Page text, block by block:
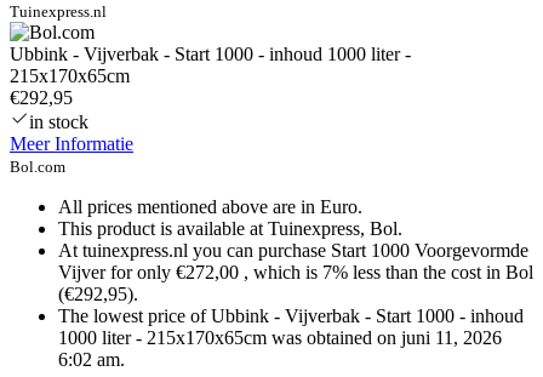
Tuinexpress.nl
Ubbink - Vijverbak - Start 1000 - inhoud 1000 liter -
215x170x65cm
€292,95
in stock
Meer Informatie
Bol.com
All prices mentioned above are in Euro.
This product is available at Tuinexpress, Bol.
At tuinexpress.nl you can purchase Start 1000 Voorgevormde
Vijver for only €272,00 , which is 7% less than the cost in Bol
(€292,95).
The lowest price of Ubbink - Vijverbak - Start 1000 - inhoud
1000 liter - 215x170x65cm was obtained on juni 11, 2026
6:02 am.